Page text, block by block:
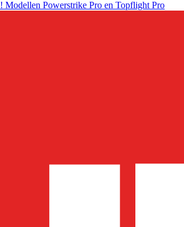
! Modellen Powerstrike Pro en Topflight Pro